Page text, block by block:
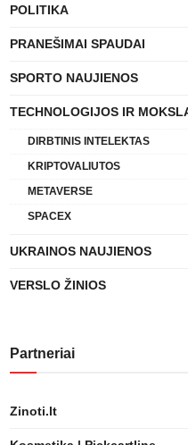
POLITIKA
PRANEŠIMAI SPAUDAI
SPORTO NAUJIENOS
TECHNOLOGIJOS IR
DIRBTINIS INTELEKTAS
KRIPTOVALIUTOS
METAVERSE
SPACEX
UKRAINOS NAUJIENOS
VERSLO ŽINIOS
Partneriai
Zinoti.lt